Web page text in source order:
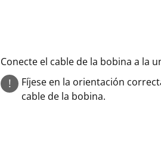
Conecte el cable de la bobina a la
!
Fíjese en la orientación
cable de la bobina.